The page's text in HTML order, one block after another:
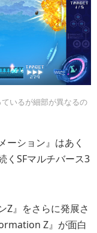
いるが細部が異なるの
ーション』はあく
くSFマルチバース3
Z』をさらに発展さ
Z』が面白